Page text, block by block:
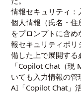
情報セキュリティ
個人情報（氏名・住
をプロンプトに含
報セキュリティポ
備した上で展開す
「Copilot Chat（
いても入力情報の管
AI「Copilot Chat」